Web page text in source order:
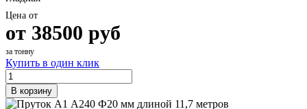
Цена от
от 38500 руб
за тонну
Купить в один клик
В корзину